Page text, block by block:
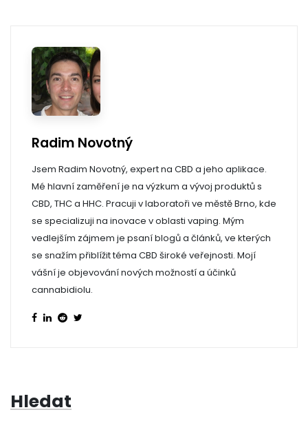
Radim Novotný
Jsem Radim Novotný, expert na CBD a jeho aplikace.
Mé hlavní zaměření je na výzkum a vývoj produktů s
CBD, THC a HHC. Pracuji v laboratoři ve městě Brno, kde
se specializuji na inovace v oblasti vaping. Mým
vedlejším zájmem je psaní blogů a článků, ve kterých
se snažím přiblížit téma CBD široké veřejnosti. Mojí
vášní je objevování nových možností a účinků
cannabidiolu.
Hledat